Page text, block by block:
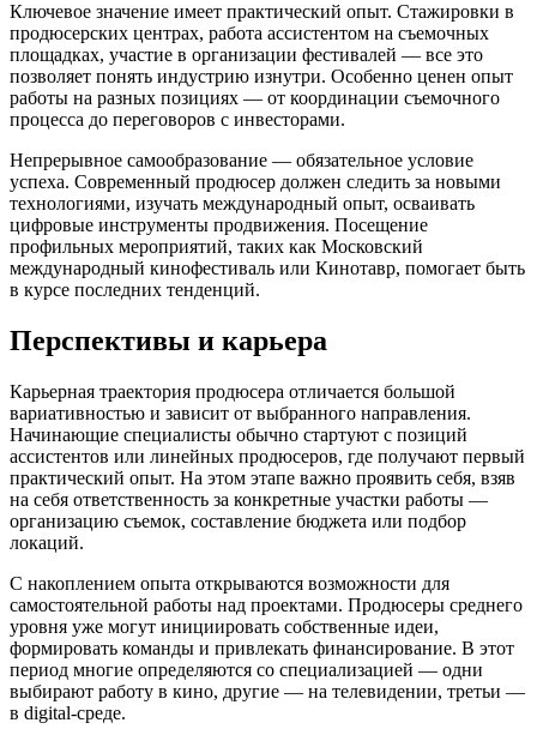
Ключевое значение имеет практический опыт. Стажировки в
продюсерских центрах, работа ассистентом на съемочных
площадках, участие в организации фестивалей — все это
позволяет понять индустрию изнутри. Особенно ценен опыт
работы на разных позициях — от координации съемочного
процесса до переговоров с инвесторами.
Непрерывное самообразование — обязательное условие
успеха. Современный продюсер должен следить за новыми
технологиями, изучать международный опыт, осваивать
цифровые инструменты продвижения. Посещение
профильных мероприятий, таких как Московский
международный кинофестиваль или Кинотавр, помогает быть
в курсе последних тенденций.
Перспективы и карьера
Карьерная траектория продюсера отличается большой
вариативностью и зависит от выбранного направления.
Начинающие специалисты обычно стартуют с позиций
ассистентов или линейных продюсеров, где получают первый
практический опыт. На этом этапе важно проявить себя, взяв
на себя ответственность за конкретные участки работы —
организацию съемок, составление бюджета или подбор
локаций.
С накоплением опыта открываются возможности для
самостоятельной работы над проектами. Продюсеры среднего
уровня уже могут инициировать собственные идеи,
формировать команды и привлекать финансирование. В этот
период многие определяются со специализацией — одни
выбирают работу в кино, другие — на телевидении, третьи —
в digital-среде.